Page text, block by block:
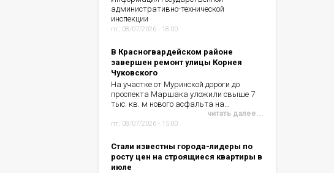
административно-технической
инспекции
пт, 08/07/2026 - 18:00
В Красногвардейском районе
завершен ремонт улицы Корнея
Чуковского
На участке от Муринской дороги до
проспекта Маршака уложили свыше 7
тыс. кв. м нового асфальта на…
читать далее...
пт, 08/07/2026 - 15:00
Стали известны города-лидеры по
росту цен на строящиеся квартиры в
июле